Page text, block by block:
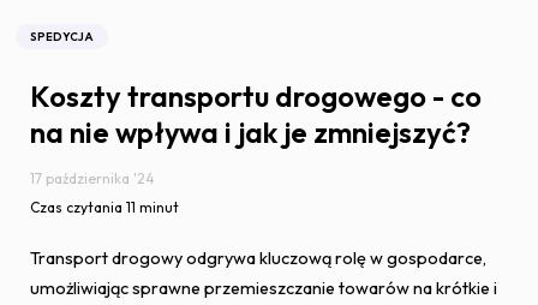
SPEDYCJA
Koszty transportu drogowego - co
na nie wpływa i jak je zmniejszyć?
17 października '24
Czas czytania 11 minut
Transport drogowy odgrywa kluczową rolę w gospodarce,
umożliwiając sprawne przemieszczanie towarów na krótkie i